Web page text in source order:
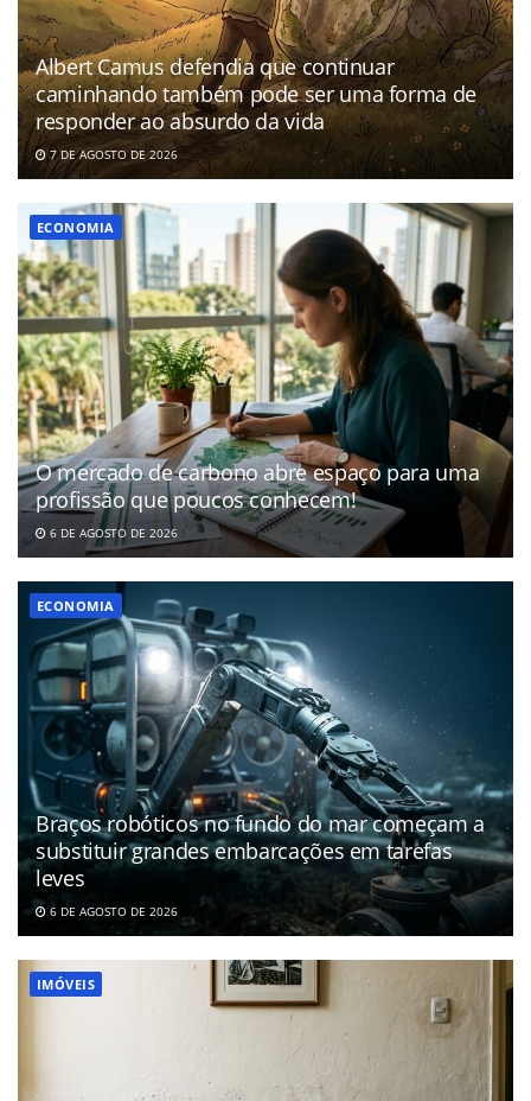
Albert Camus defendia que continuar
caminhando também pode ser uma forma de
responder ao absurdo da vida
7 DE AGOSTO DE 2026
ECONOMIA
O mercado de carbono abre espaço para uma
profissão que poucos conhecem!
6 DE AGOSTO DE 2026
ECONOMIA
Braços robóticos no fundo do mar começam a
substituir grandes embarcações em tarefas
leves
6 DE AGOSTO DE 2026
IMÓVEIS